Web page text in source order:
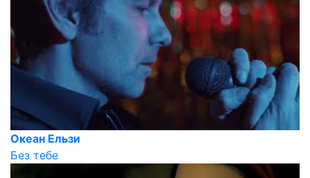
Океан Ельзи
Без тебе